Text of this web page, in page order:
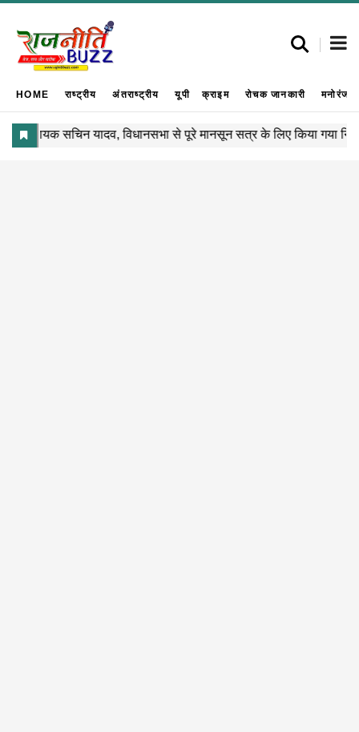
HOME राष्ट्रीय अंतराष्ट्रीय यूपी क्राइम रोचक जानकारी मनोरंजन